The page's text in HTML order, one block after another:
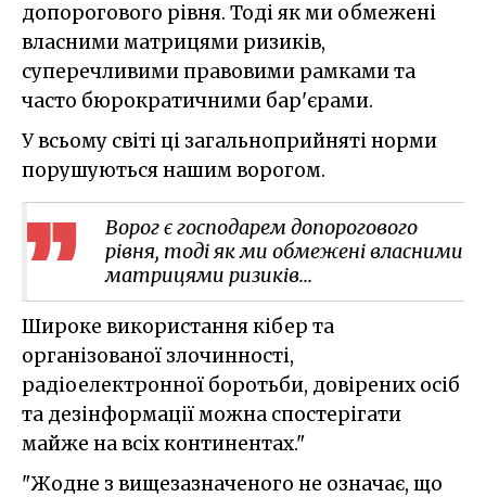
допорогового рівня. Тоді як ми обмежені
власними матрицями ризиків,
суперечливими правовими рамками та
часто бюрократичними бар'єрами.
У всьому світі ці загальноприйняті норми
порушуються нашим ворогом.
Ворог є господарем допорогового
рівня, тоді як ми обмежені власними
матрицями ризиків...
Широке використання кібер та
організованої злочинності,
радіоелектронної боротьби, довірених осіб
та дезінформації можна спостерігати
майже на всіх континентах."
"Жодне з вищезазначеного не означає, що